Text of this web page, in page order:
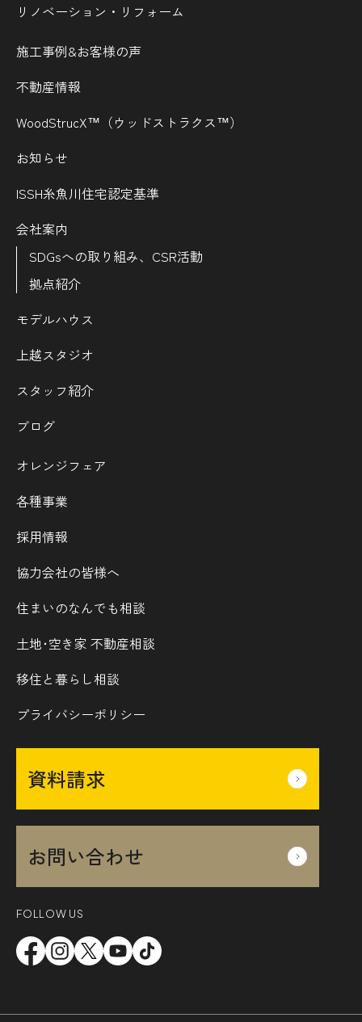
リノベーション・リフォーム
施工事例&お客様の声
不動産情報
WoodStrucX™（ウッドストラクス™）
お知らせ
ISSH糸魚川住宅認定基準
会社案内
SDGsへの取り組み、CSR活動
拠点紹介
モデルハウス
上越スタジオ
スタッフ紹介
ブログ
オレンジフェア
各種事業
採用情報
協力会社の皆様へ
住まいのなんでも相談
土地･空き家 不動産相談
移住と暮らし相談
プライバシーポリシー
資料請求
お問い合わせ
FOLLOW US